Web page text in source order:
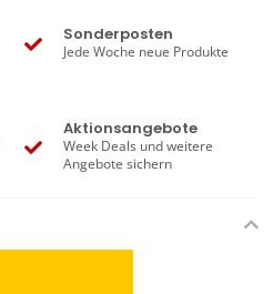
Sonderposten
Jede Woche neue Produkte
Aktionsangebote
Week Deals und weitere
Angebote sichern